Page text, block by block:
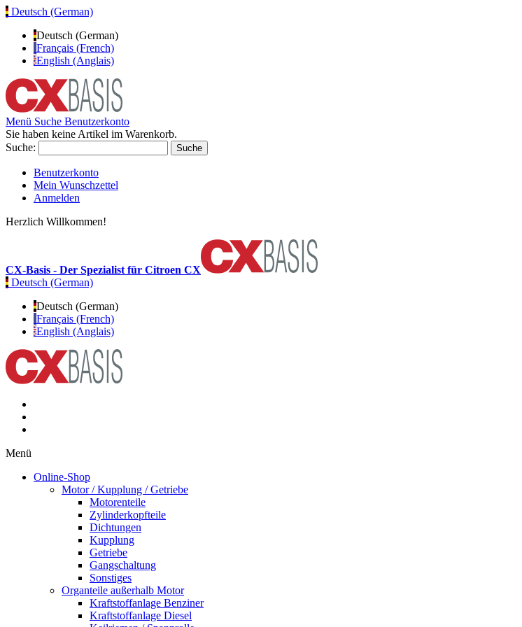
Deutsch (German)
Deutsch (German)
Français (French)
English (Anglais)
Menü Suche Benutzerkonto
Sie haben keine Artikel im Warenkorb.
Suche:
Suche
Benutzerkonto
Mein Wunschzettel
Anmelden
Herzlich Willkommen!
CX-Basis - Der Spezialist für Citroen CX
Deutsch (German)
Deutsch (German)
Français (French)
English (Anglais)
Menü
Online-Shop
Motor / Kupplung / Getriebe
Motorenteile
Zylinderkopfteile
Dichtungen
Kupplung
Getriebe
Gangschaltung
Sonstiges
Organteile außerhalb Motor
Kraftstoffanlage Benziner
Kraftstoffanlage Diesel